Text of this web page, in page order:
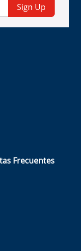
Sign Up
Frecuentes